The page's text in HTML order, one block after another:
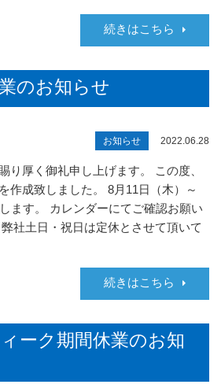
続きはこちら
のお知らせ
お知らせ 2022.06.28
り厚く御礼申し上げます。 この度、
作成致しました。 8月11日（木）～
ます。 カレンダーにてご確認お願い
社土日・祝日は定休とさせて頂いて
続きはこちら
ーク期間休業のお知